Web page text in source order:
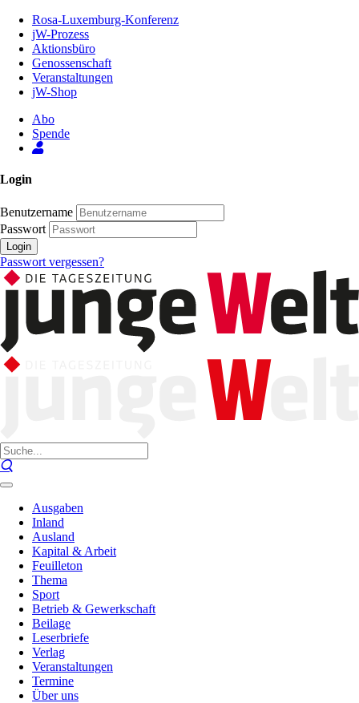
Inhalt
Seite
Rosa-Luxemburg-Konferenz
jW-Prozess
Aktionsbüro
Genossenschaft
Veranstaltungen
jW-Shop
Abo
Spende
Login
Benutzername
Passwort
Login
Passwort vergessen?
Ausgaben
Inland
Ausland
Kapital & Arbeit
Feuilleton
Thema
Sport
Betrieb & Gewerkschaft
Beilage
Leserbriefe
Verlag
Veranstaltungen
Termine
Über uns